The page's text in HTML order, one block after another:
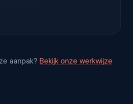
aanpak? Bekijk onze werkwijze